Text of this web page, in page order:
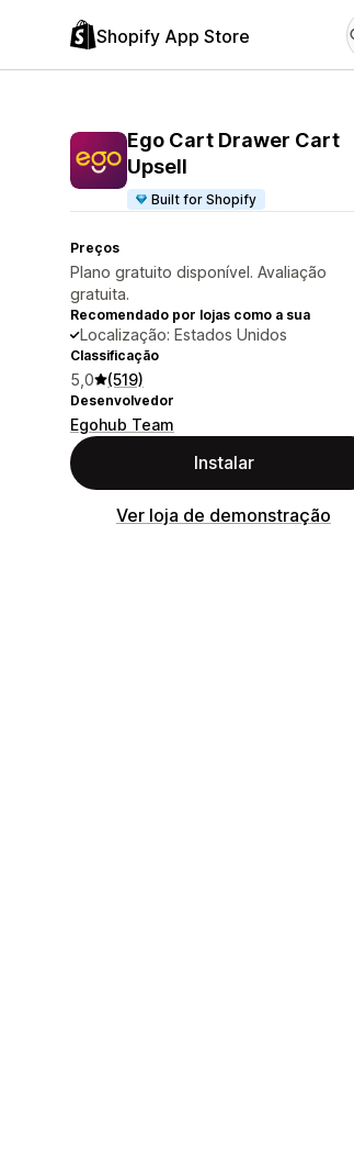
Shopify App Store
Ego Cart Drawer Cart
Upsell
Built for Shopify
Preços
Plano gratuito disponível. Avaliação
gratuita.
Recomendado por lojas como a sua
Localização: Estados Unidos
Classificação
5,0 (519)
Desenvolvedor
Egohub Team
Instalar
Ver loja de demonstração